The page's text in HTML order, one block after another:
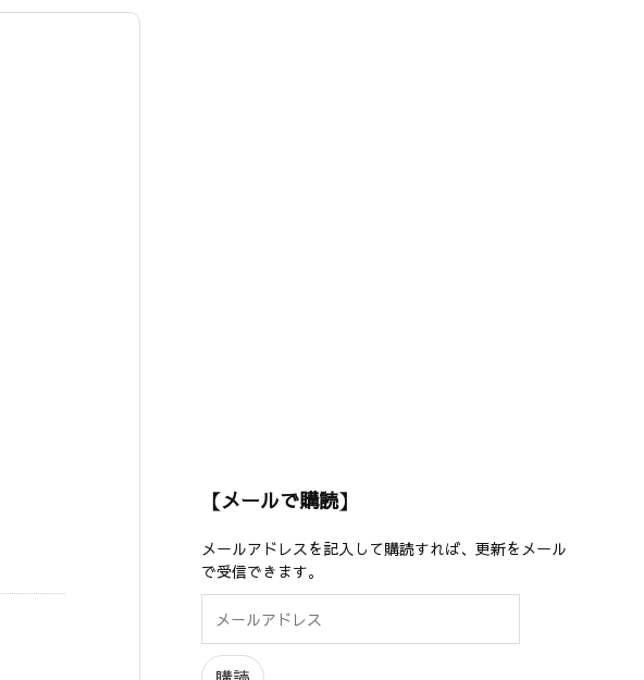
【メールで購読】
メールアドレスを記入して購読すれば、更新をメール
で受信できます。
ル
ア